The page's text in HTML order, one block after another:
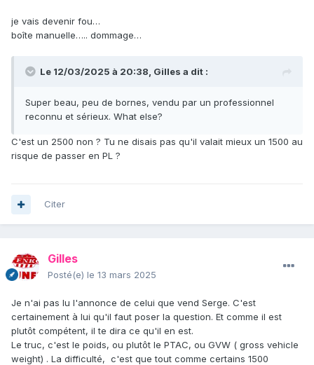
je vais devenir fou…
boîte manuelle….. dommage…
Le 12/03/2025 à 20:38, Gilles a dit :
Super beau, peu de bornes, vendu par un professionnel
reconnu et sérieux. What else?
C'est un 2500 non ? Tu ne disais pas qu'il valait mieux un 1500 au
risque de passer en PL ?
Citer
Gilles
Posté(e) le 13 mars 2025
Je n'ai pas lu l'annonce de celui que vend Serge. C'est
certainement à lui qu'il faut poser la question. Et comme il est
plutôt compétent, il te dira ce qu'il en est.
Le truc, c'est le poids, ou plutôt le PTAC, ou GVW ( gross vehicle
weight) . La difficulté, c'est que tout comme certains 1500